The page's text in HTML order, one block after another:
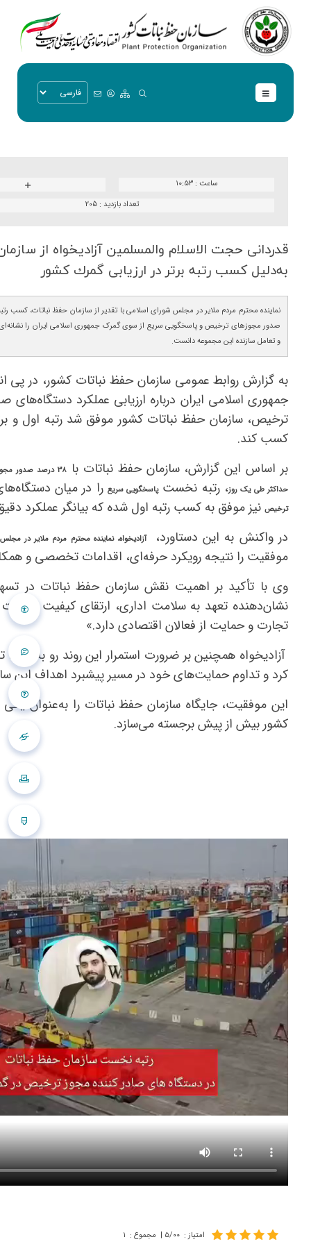
ساعت :۱۰:۵۳
تعداد بازدید :205
قدردانی حجت الاسلام والمسلمین آزادیخواه از
به‌دلیل كسب رتبه برتر در ارزیابی گمرك كشور
نماینده محترم مردم ملایر در مجلس شورای اسلامی با تقدیر از سازمان حفظ نباتات، کسب
صدور مجوزهای ترخیص و پاسخگویی سریع از سوی گمرک جمهوری اسلامی ایران را نشانه‌ای
و تعامل سازنده این مجموعه دانست.
به گزارش روابط عمومی سازمان حفظ نباتات کشور، در پی
جمهوری اسلامی ایران درباره ارزیابی عملکرد دستگاه‌های
ترخیص، سازمان حفظ نباتات کشور موفق شد رتبه اول و
کسب کند.
بر اساس این گزارش، سازمان حفظ نباتات با
۳۸ درصد صدور
حداکثر طی یک روز، رتبه نخستپاسخگویی سریع را در میان
ترخیص نیز موفق به کسب رتبه اول شده که بیانگر عملکرد
در واکنش به این دستاورد،
آزادیخواه، نماینده محترم مردم ملایر در
موفقیت را نتیجه رویکرد حرفه‌ای، اقدامات تخصصی و
وی با تأکید بر اهمیت نقش سازمان حفظ نباتات در
نشان‌دهنده تعهد به سلامت اداری، ارتقای کیفیت
تجارت و حمایت از فعالان اقتصادی دارد.»
آزادیخواه همچنین بر ضرورت استمرار این روند رو به
کرد و تداوم حمایت‌های خود در مسیر پیشبرد اهداف این
این موفقیت، جایگاه سازمان حفظ نباتات را به‌عنوان
کشور بیش از پیش برجسته می‌سازد.
امتیاز : ۵/۰۰ | مجموع : ۱